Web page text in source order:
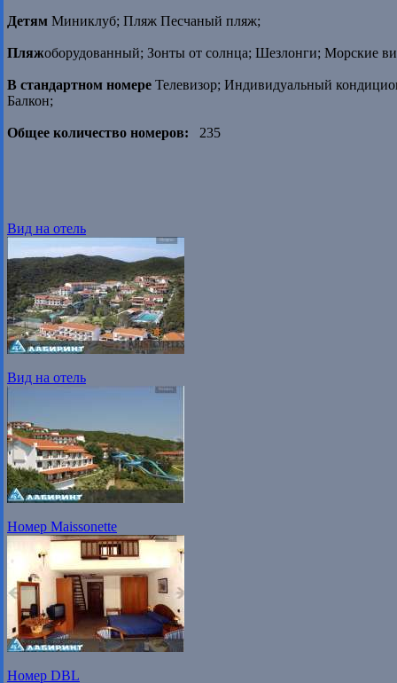
Детям Миниклуб; Пляж Песчаный пляж;
Пляжоборудованный; Зонты от солнца; Шезлонги; Морские
В стандартном номере Телевизор; Индивидуальный
Балкон;
Общее количество номеров: 235
Вид на отель
Вид на отель
Номер Maissonette
Номер DBL